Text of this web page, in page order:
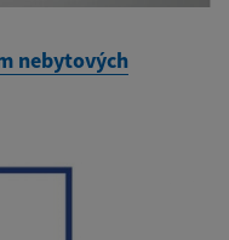
nebytových